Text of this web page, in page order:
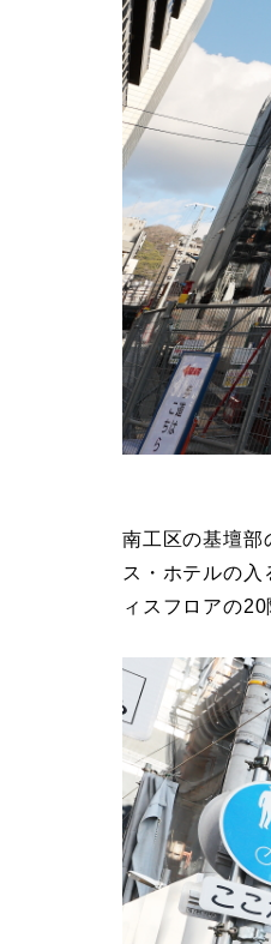
南工区の基壇部
ス・ホテルの
ィスフロアの20